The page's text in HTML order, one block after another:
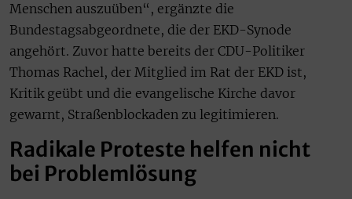
Menschen auszuüben“, ergänzte die
Bundestagsabgeordnete, die der EKD-Synode
angehört. Zuvor hatte bereits der CDU-Politiker
Thomas Rachel, der Mitglied im Rat der EKD ist,
Kritik geübt und die evangelische Kirche davor
gewarnt, Straßenblockaden zu legitimieren.
Radikale Proteste helfen nicht
bei Problemlösung